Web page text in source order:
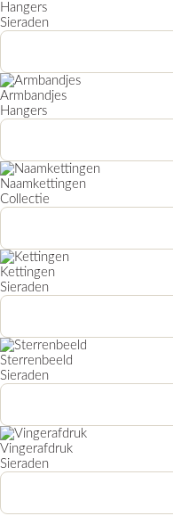
Hangers
Sieraden
Armbandjes
Hangers
Naamkettingen
Collectie
Kettingen
Sieraden
Sterrenbeeld
Sieraden
Vingerafdruk
Sieraden